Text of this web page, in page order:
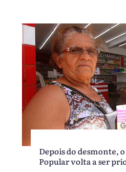
Depois do desmonte,
Popular volta a ser